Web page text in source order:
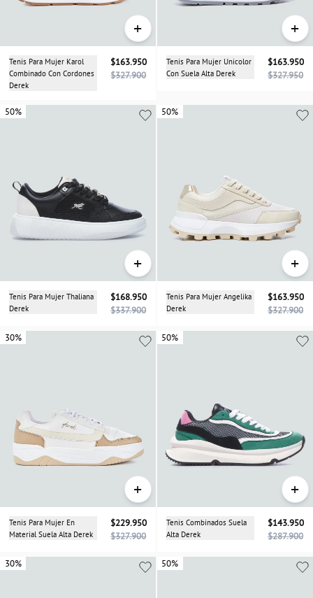
+
Tenis Para Mujer Karol
Combinado Con Cordones
Derek
$163.950
$327.900
+
Tenis Para Mujer Unicolor
Con Suela Alta Derek
$163.950
$327.950
50% 50%
+
Tenis Para Mujer Thaliana
Derek
$168.950
$337.900
50%
+
Tenis Para Mujer Angelika
Derek
$163.950
$327.900
30% 30%
+
Tenis Para Mujer En
Material Suela Alta Derek
$229.950
$327.900
50%
+
Tenis Combinados Suela
Alta Derek
$143.950
$287.900
30% 30%
50%